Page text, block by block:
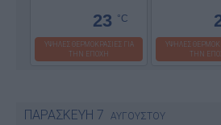
23 °C
ΥΨΗΛΕΣ ΘΕΡΜΟΚΡΑΣΙΕΣ ΓΙΑ
ΤΗΝ ΕΠΟΧΗ
ΥΨΗΛΕΣ
ΤΗΝ
ΠΑΡΑΣΚΕΥΗ 7 ΑΥΓΟΥΣΤΟΥ